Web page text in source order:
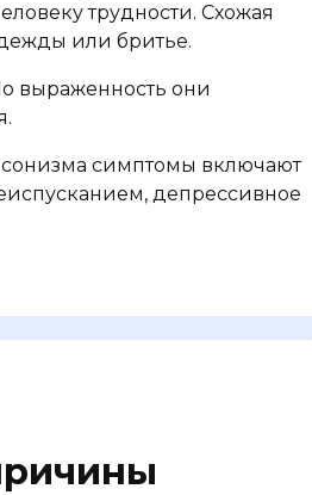
трудности. Схожая
или бритье.
выраженность они
симптомы включают
депрессивное